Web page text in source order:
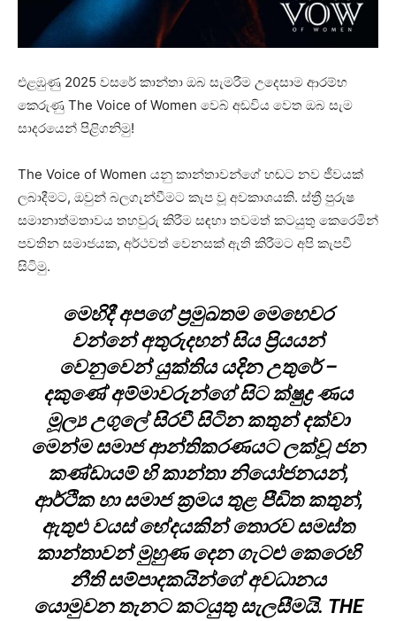
එළඹුණු 2025 වසරේ කාන්තා ඔබ සැමරීම උදෙසාම ආරම්භ
කෙරුණු The Voice of Women වෙබ් අඩවිය වෙත ඔබ සැම
සාදරයෙන් පිළිගනිමු!
The Voice of Women යනු කාන්තාවන්ගේ හඬට නව ජීවයක්
ලබාදීමට, ඔවුන් බලගැන්වීමට කැප වූ අවකාශයකි. ස්ත්‍රී පුරුෂ
සමානාත්මතාවය තහවුරු කිරීම සඳහා තවමත් කටයුතු කෙරෙමින්
පවතින සමාජයක, අර්ථවත් වෙනසක් ඇති කිරීමට අපි කැපවී
සිටිමු.
මෙහිදී අපගේ ප්‍රමුඛතම මෙහෙවර
වන්නේ අතුරුදහන් සිය ප්‍රියයන්
වෙනුවෙන් යුක්තිය යදින උතුරේ –
දකුණේ අම්මාවරුන්ගේ සිට ක්ෂුද්‍ර ණය
මූල්‍ය උගුලේ සිරවී සිටින කතුන් දක්වා
මෙන්ම සමාජ ආන්තිකරණයට ලක්වූ ජන
කණ්ඩායම් හි කාන්තා නියෝජනයන්,
ආර්ථික හා සමාජ ක්‍රමය තුළ පීඩිත කතුන්,
ඇතුළු වයස් භේදයකින් තොරව සමස්ත
කාන්තාවන් මුහුණ දෙන ගැටළු කෙරෙහි
නීති සම්පාදකයින්ගේ අවධානය
යොමුවන තැනට කටයුතු සැලසීමයි. THE